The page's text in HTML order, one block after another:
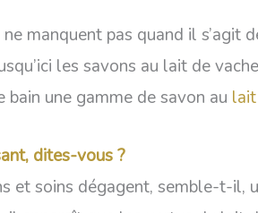
manquent pas quand il s’agit
les savons au lait de
bain une gamme de savon au
dites-vous ?
et soins dégagent, semble-t-il,